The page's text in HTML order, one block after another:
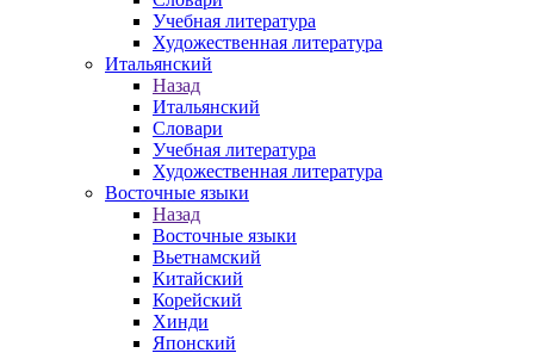
Учебная литература
Художественная литература
Итальянский
Назад
Итальянский
Словари
Учебная литература
Художественная литература
Восточные языки
Назад
Восточные языки
Вьетнамский
Китайский
Корейский
Хинди
Японский